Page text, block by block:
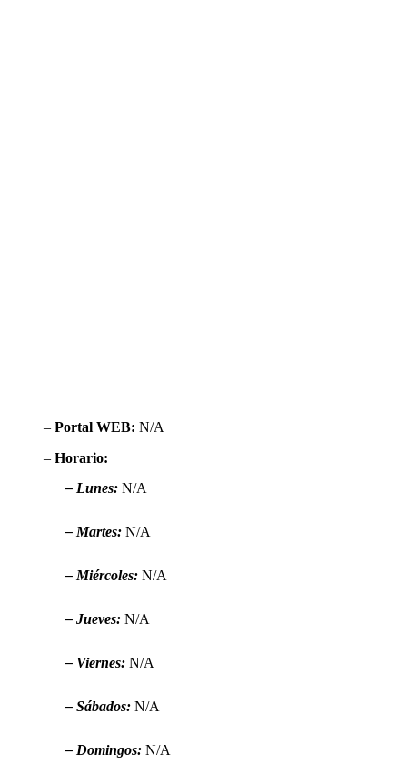
– Portal WEB: N/A
– Horario:
– Lunes: N/A
– Martes: N/A
– Miércoles: N/A
– Jueves: N/A
– Viernes: N/A
– Sábados: N/A
– Domingos: N/A